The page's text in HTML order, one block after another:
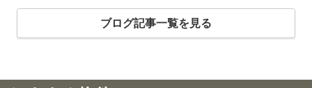
ブログ記事一覧を見る